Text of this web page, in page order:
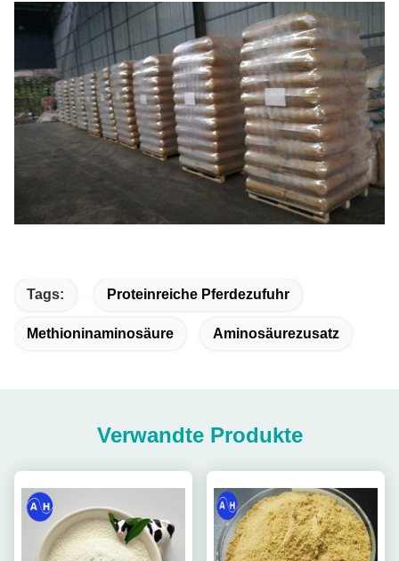
Tags: Proteinreiche Pferdezufuhr
Methioninaminosäure Aminosäurezusatz
Verwandte Produkte